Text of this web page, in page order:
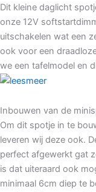
Dit kleine daglicht
onze 12V
uitschakelen wat een
ook voor een
we een tafelmodel en
Inbouwen van de
Om dit spotje in te
leveren wij deze ook.
perfect afgewerkt gat
is dat uiteraard ook
minimaal 6cm diep te